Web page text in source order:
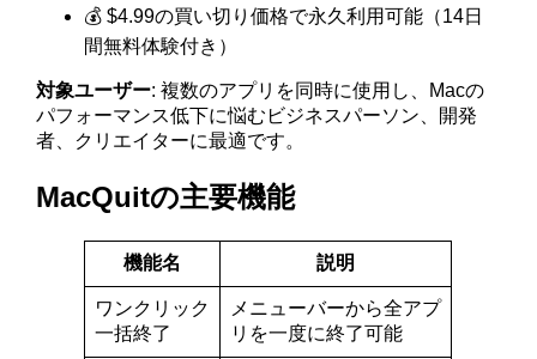
💰 $4.99の買い切り価格で永久利用可能（14日
間無料体験付き）
対象ユーザー: 複数のアプリを同時に使用し、Macの
パフォーマンス低下に悩むビジネスパーソン、開発
者、クリエイターに最適です。
MacQuitの主要機能
機能名 説明
ワンクリック
一括終了
メニューバーから全アプ
リを一度に終了可能